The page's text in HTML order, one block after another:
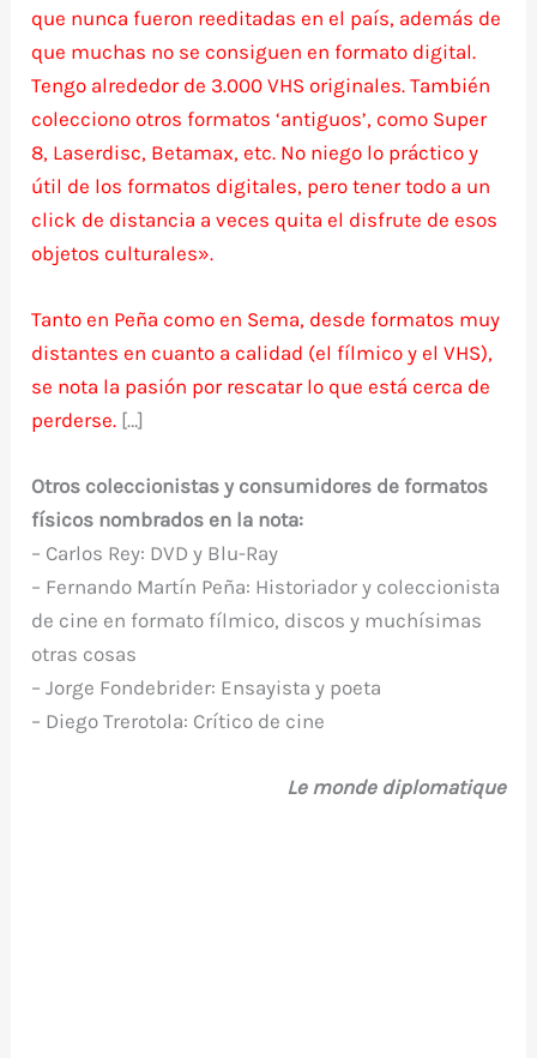
que nunca fueron reeditadas en el país, además de
que muchas no se consiguen en formato digital.
Tengo alrededor de 3.000 VHS originales. También
colecciono otros formatos ‘antiguos’, como Super
8, Laserdisc, Betamax, etc. No niego lo práctico y
útil de los formatos digitales, pero tener todo a un
click de distancia a veces quita el disfrute de esos
objetos culturales».
Tanto en Peña como en Sema, desde formatos muy
distantes en cuanto a calidad (el fílmico y el VHS),
se nota la pasión por rescatar lo que está cerca de
perderse. […]
Otros coleccionistas y consumidores de formatos
físicos nombrados en la nota:
– Carlos Rey: DVD y Blu-Ray
– Fernando Martín Peña: Historiador y coleccionista
de cine en formato fílmico, discos y muchísimas
otras cosas
– Jorge Fondebrider: Ensayista y poeta
– Diego Trerotola: Crítico de cine
Le monde diplomatique